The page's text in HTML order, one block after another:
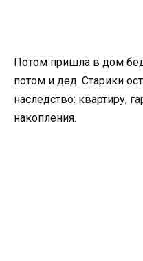
Потом пришла в дом
потом и дед. Старики
наследство: квартиру,
накопления.